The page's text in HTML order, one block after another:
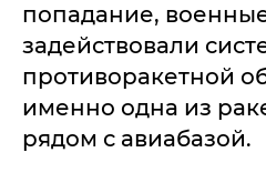
попадание,
задействовали
противоракетной
именно одна из
рядом с авиабазой.